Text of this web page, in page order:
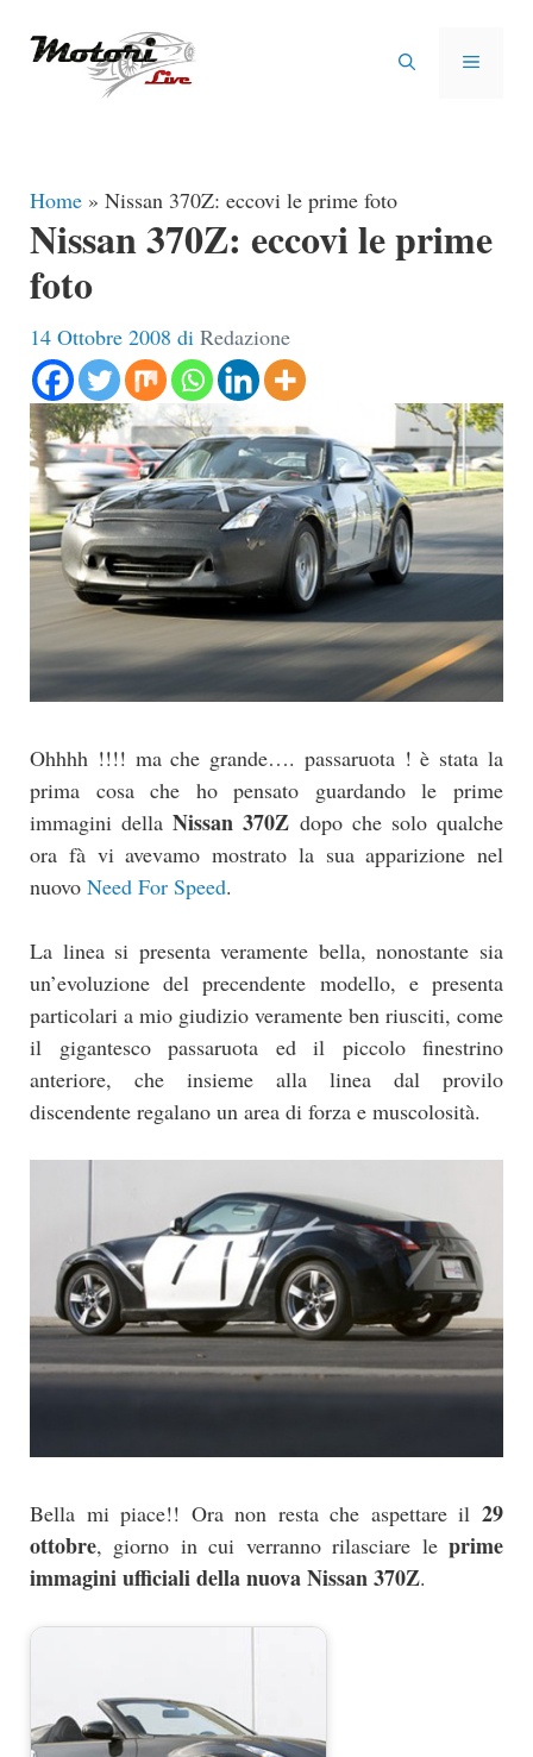
MENU
Home » Nissan 370Z: eccovi le prime foto
Nissan 370Z: eccovi le prime
foto
14 Ottobre 2008 di Redazione
Ohhhh !!!! ma che grande…. passaruota ! è stata la
prima cosa che ho pensato guardando le prime
immagini dellaNissan 370Z dopo che solo qualche
ora fà vi avevamo mostrato la sua apparizione nel
nuovo Need For Speed.
La linea si presenta veramente bella, nonostante sia
un’evoluzione del precendente modello, e presenta
particolari a mio giudizio veramente ben riusciti, come
il gigantesco passaruota ed il piccolo finestrino
anteriore, che insieme alla linea dal provilo
discendente regalano un area di forza e muscolosità.
Bella mi piace!! Ora non resta che aspettare il 29
ottobre, giorno in cui verranno rilasciare le prime
immagini ufficiali della nuova Nissan 370Z.